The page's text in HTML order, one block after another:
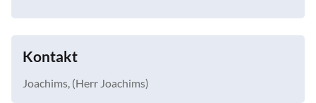
Kontakt
Joachims, (Herr Joachims)